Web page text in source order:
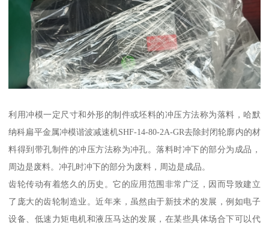
利用冲模一定尺寸和外形的制件或坯料的冲压方法称为落料，哈默
纳科扁平金属冲模谐波减速机SHF-14-80-2A-GR去除封闭轮廓内的材
料得到带孔制件的冲压方法称为冲孔。落料时冲下的部分为成品，
周边是废料。冲孔时冲下的部分为废料，周边是成品。
齿轮传动有着悠久的历史。它的应用范围非常广泛，因而导致建立
了庞大的齿轮制造业。近年来，虽然由于新技术的发展，例如电子
设备、低速力矩电机和液压马达的发展，在某些具体场合下可以代